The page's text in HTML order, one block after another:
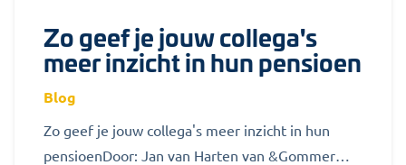
Zo geef je jouw collega's
meer inzicht in hun pensioen
Blog
Zo geef je jouw collega's meer inzicht in hun
pensioenDoor: Jan van Harten van &Gommer